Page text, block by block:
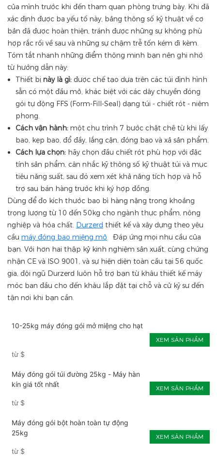
của mình trước khi đến tham quan phòng trưng bày. Khi đã
xác định được ba yếu tố này, bảng thông số kỹ thuật về cơ
bản đã được hoàn thiện, tránh được những sự không phù
hợp rắc rối về sau và những sự chậm trễ tốn kém đi kèm.
Tóm tắt nhanh những điểm thông minh bạn nên ghi nhớ
từ hướng dẫn này:
Thiết bị này là gì: được chế tạo dựa trên các túi định hình
sẵn có một đầu mở, khác biệt với các dây chuyền đóng
gói tự động FFS (Form-Fill-Seal) dạng túi - chiết rót - niêm
phong.
Cách vận hành: một chu trình 7 bước chặt chẽ từ khi lấy
bao, kẹp bao, đổ đầy, lắng cặn, đóng bao và xả sản phẩm.
Cách lựa chọn: hãy chọn đầu chiết rót phù hợp với đặc
tính sản phẩm, cân nhắc kỹ thông số kỹ thuật túi và mục
tiêu năng suất, sau đó xem xét khả năng tích hợp và hỗ
trợ sau bán hàng trước khi ký hợp đồng.
Dùng để đo kích thước bao bì hàng nặng trong khoảng
trọng lượng từ 10 đến 50kg cho ngành thực phẩm, nông
nghiệp và hóa chất. Durzerd thiết kế và xây dựng theo yêu
cầu máy đóng bao miệng mở
Đáp ứng mọi nhu cầu của
bạn. Với hơn hai thập kỷ kinh nghiệm sản xuất, cùng chứng
nhận CE và ISO 9001, và sự hiện diện toàn cầu tại 56 quốc
gia, đội ngũ Durzerd luôn hỗ trợ bạn từ khâu thiết kế máy
móc ban đầu cho đến khâu lắp đặt tại chỗ và cử kỹ sư đến
tận nơi khi bạn cần.
10-25kg máy đóng gói mở miệng cho hạt
từ $
XEM SẢN PHẨM
Máy đóng gói túi đường 25kg - Máy hàn
kín giá tốt nhất
từ $
XEM SẢN PHẨM
Máy đóng gói bột hoàn toàn tự động
25kg
từ $
XEM SẢN PHẨM